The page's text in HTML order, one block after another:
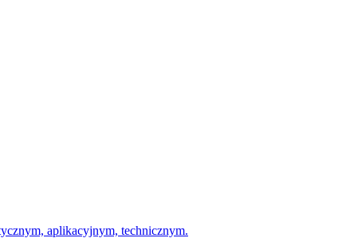
aplikacyjnym, technicznym.